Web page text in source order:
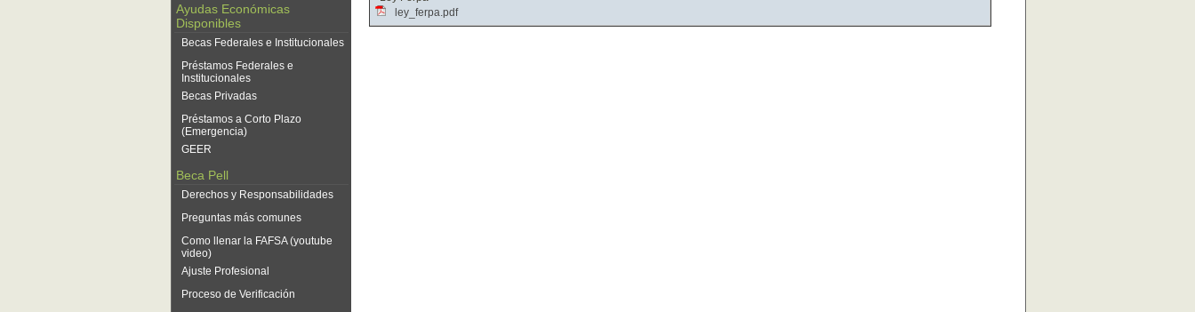
Ayudas Económicas
Disponibles
Becas Federales e Institucionales
Préstamos Federales e
Institucionales
Becas Privadas
Préstamos a Corto Plazo
(Emergencia)
GEER
Beca Pell
Derechos y Responsabilidades
Preguntas más comunes
Como llenar la FAFSA (youtube
video)
Ajuste Profesional
Proceso de Verificación
ley_ferpa.pdf